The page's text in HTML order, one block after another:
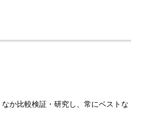
か比較検証・研究し、常にベストな